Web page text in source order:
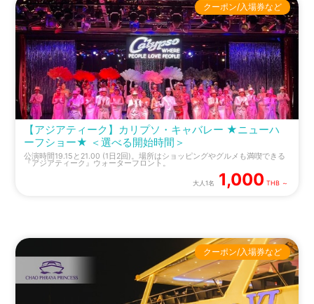
【アジアティーク】カリプソ・キャバレー ★ニューハ
ーフショー★ ＜選べる開始時間＞
公演時間19.15と21.00 (1日2回)。場所はショッピングやグルメも満喫できる
『アジアティーク』ウォーターフロント。
クーポン/入場券など
大人1名 1,000 THB ～
クーポン/入場券など